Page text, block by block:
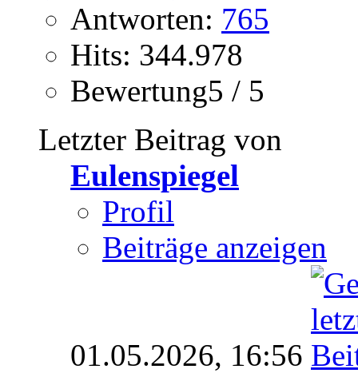
Antworten: 765
Hits: 344.978
Bewertung5 / 5
Letzter Beitrag von
Eulenspiegel
Profil
Beiträge anzeigen
01.05.2026, 16:56